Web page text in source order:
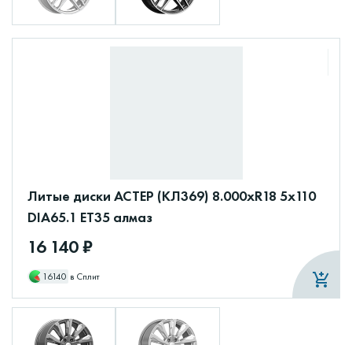
Литые диски АСТЕР (КЛ369) 8.000xR18 5x110
DIA65.1 ET35 алмаз
16 140 ₽
16140 в Сплит